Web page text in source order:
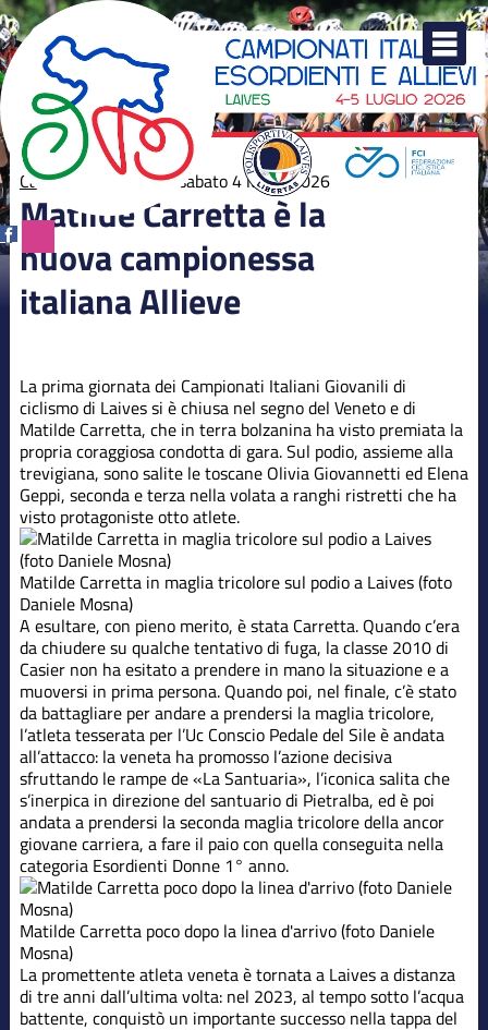
Campionati italiani sabato 4 luglio 2026
Matilde Carretta è la
nuova campionessa
italiana Allieve
La prima giornata dei Campionati Italiani Giovanili di
ciclismo di Laives si è chiusa nel segno del Veneto e di
Matilde Carretta, che in terra bolzanina ha visto premiata la
propria coraggiosa condotta di gara. Sul podio, assieme alla
trevigiana, sono salite le toscane Olivia Giovannetti ed Elena
Geppi, seconda e terza nella volata a ranghi ristretti che ha
visto protagoniste otto atlete.
Matilde Carretta in maglia tricolore sul podio a Laives (foto
Daniele Mosna)
A esultare, con pieno merito, è stata Carretta. Quando c’era
da chiudere su qualche tentativo di fuga, la classe 2010 di
Casier non ha esitato a prendere in mano la situazione e a
muoversi in prima persona. Quando poi, nel finale, c’è stato
da battagliare per andare a prendersi la maglia tricolore,
l’atleta tesserata per l’Uc Conscio Pedale del Sile è andata
all’attacco: la veneta ha promosso l’azione decisiva
sfruttando le rampe de «La Santuaria», l’iconica salita che
s’inerpica in direzione del santuario di Pietralba, ed è poi
andata a prendersi la seconda maglia tricolore della ancor
giovane carriera, a fare il paio con quella conseguita nella
categoria Esordienti Donne 1° anno.
Matilde Carretta poco dopo la linea d'arrivo (foto Daniele
Mosna)
La promettente atleta veneta è tornata a Laives a distanza
di tre anni dall’ultima volta: nel 2023, al tempo sotto l’acqua
battente, conquistò un importante successo nella tappa del
degli
argomenti
delle
notizie:
Campionati
italiani
Dalla società